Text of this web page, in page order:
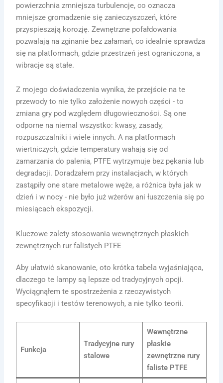
powierzchnia zmniejsza turbulencje, co oznacza
mniejsze gromadzenie się zanieczyszczeń, które
przyspieszają korozję. Zewnętrzne pofałdowania
pozwalają na zginanie bez załamań, co idealnie sprawdza
się na platformach, gdzie przestrzeń jest ograniczona, a
wibracje są stałe.
Z mojego doświadczenia wynika, że przejście na te
przewody to nie tylko założenie nowych części - to
zmiana gry pod względem długowieczności. Są one
odporne na niemal wszystko: kwasy, zasady,
rozpuszczalniki i wiele innych. A na platformach
wiertniczych, gdzie temperatury wahają się od
zamarzania do palenia, PTFE wytrzymuje bez pękania lub
degradacji. Doradzałem przy instalacjach, w których
zastąpiły one stare metalowe węże, a różnica była jak w
dzień i w nocy - nie było już wżerów ani łuszczenia się po
miesiącach ekspozycji.
Kluczowe zalety stosowania wewnętrznych płaskich
zewnętrznych rur falistych PTFE
Aby ułatwić skanowanie, oto krótka tabela wyjaśniająca,
dlaczego te lampy są lepsze od tradycyjnych opcji.
Wyciągnąłem te spostrzeżenia z rzeczywistych
specyfikacji i testów terenowych, a nie tylko teorii.
Funkcja
Tradycyjne rury
stalowe
Wewnętrzne
płaskie
zewnętrzne rury
faliste PTFE